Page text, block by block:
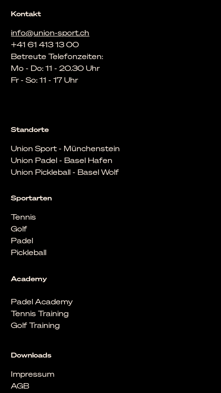
Downloads
Impressum
AGB
Academy
Padel Academy
Tennis Training
Golf Training
Sportarten
Tennis
Golf
Padel
Pickleball
Standorte
Union Sport - Münchenstein
Union Padel - Basel Hafen
Union Pickleball - Basel Wolf
Kontakt
info@union-sport.ch
+41 61 413 13 00
Betreute Telefonzeiten:
Mo - Do: 11 - 20.30 Uhr
Fr - So: 11 - 17 Uhr